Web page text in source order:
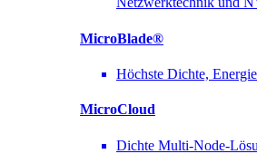
MicroBlade®
Höchste Dichte,
MicroCloud
Dichte Multi-Node-